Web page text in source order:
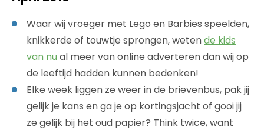
Waar wij vroeger met Lego en Barbies speelden,
knikkerde of touwtje sprongen, wetende kids
van nu al meer van online adverteren dan wij op
de leeftijd hadden kunnen bedenken!
Elke week liggen ze weer in de brievenbus, pak jij
gelijk je kans en ga je op kortingsjacht of gooi jij
ze gelijk bij het oud papier? Think twice, want